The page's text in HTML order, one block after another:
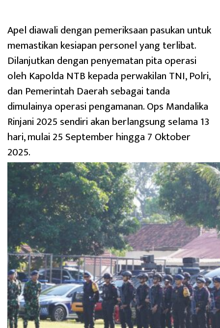
Apel diawali dengan pemeriksaan pasukan untuk
memastikan kesiapan personel yang terlibat.
Dilanjutkan dengan penyematan pita operasi
oleh Kapolda NTB kepada perwakilan TNI, Polri,
dan Pemerintah Daerah sebagai tanda
dimulainya operasi pengamanan. Ops Mandalika
Rinjani 2025 sendiri akan berlangsung selama 13
hari, mulai 25 September hingga 7 Oktober
2025.